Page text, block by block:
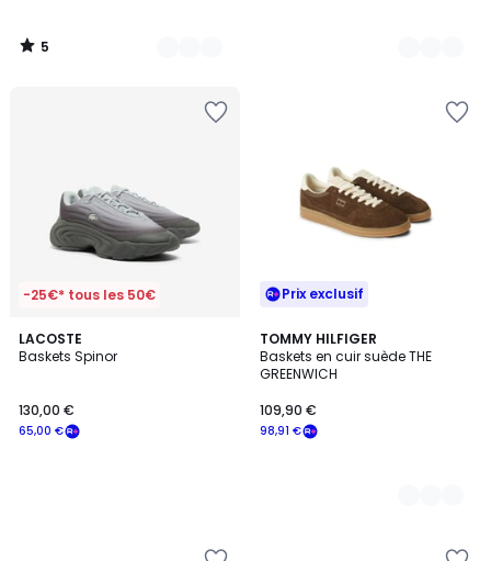
5
/
-25€* tous les 50€
LACOSTE
Baskets Spinor
65,00 €
130,00 €
Prix exclusif
TOMMY HILFIGER
Baskets en cuir suède THE
GREENWICH
98,91 €
109,90 €
2
Couleurs